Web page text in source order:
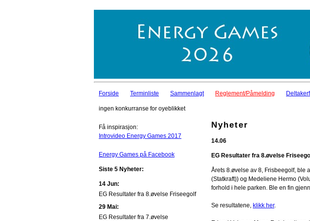
Forside Terminliste Sammenlagt Reglement/Påmelding
ingen konkurranse for oyeblikket
Få inspirasjon:
Introvideo Energy Games 2017
Energy Games på Facebook
Siste 5 Nyheter:
14 Jun:
EG Resultater fra 8.øvelse Friseegolf
29 Mai:
EG Resultater fra 7.øvelse
Nyheter
14.06
EG Resultater fra 8.øvelse
Årets 8.øvelse av 8, Frisbeegolf, ble
(Statkraft)) og Medeliene Hermo
forhold i hele parken. Ble en fin
Se resultatene, klikk her.